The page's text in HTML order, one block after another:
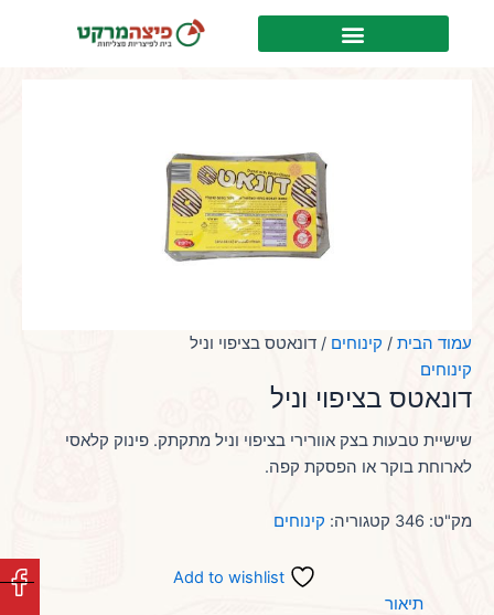
עמוד הבית / קינוחים / דונאטס בציפוי וניל
קינוחים
דונאטס בציפוי וניל
שישיית טבעות בצק אוורירי בציפוי וניל מתקתק. פינוק קלאסי
לארוחת בוקר או הפסקת קפה.
מק"ט: 346 קטגוריה: קינוחים
Add to wishlist
תיאור